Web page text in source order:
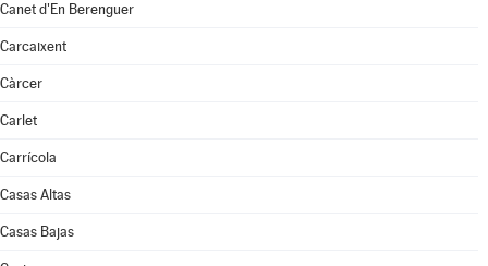
Canet d'En Berenguer
Carcaixent
Càrcer
Carlet
Carrícola
Casas Altas
Casas Bajas